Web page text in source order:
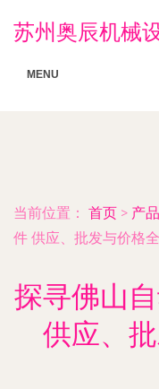
苏州奥辰机械
MENU
当前位置： 首页 > 产
件 供应、批发与价格
探寻佛山
供应、